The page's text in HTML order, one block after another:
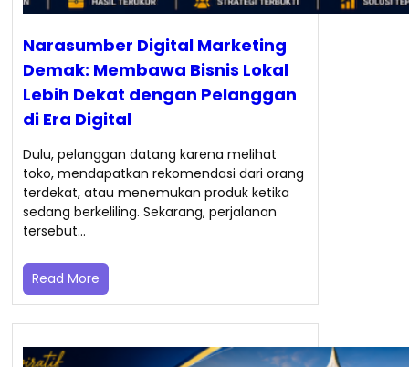
Narasumber Digital Marketing
Demak: Membawa Bisnis Lokal
Lebih Dekat dengan Pelanggan
di Era Digital
Dulu, pelanggan datang karena melihat
toko, mendapatkan rekomendasi dari orang
terdekat, atau menemukan produk ketika
sedang berkeliling. Sekarang, perjalanan
tersebut…
Read More